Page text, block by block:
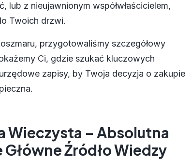
lub z nieujawnionym współwłaścicielem,
Twoich drzwi.
przygotowaliśmy szczegółowy
Ci, gdzie szukać kluczowych
zapisy, by Twoja decyzja o zakupie
Wieczysta – Absolutna
Źródło Wiedzy